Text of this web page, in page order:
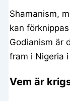
Shamanism,
kan
Godianism är
fram i Nigeria
Vem är